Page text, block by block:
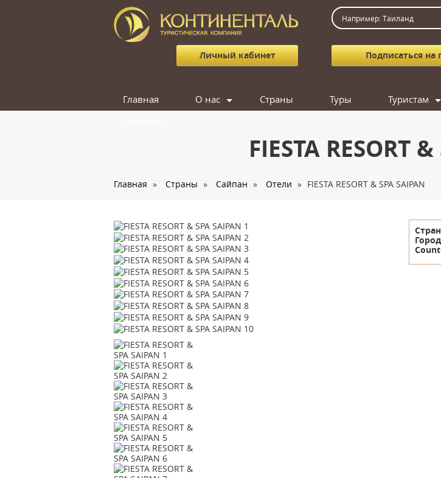
Личный кабинет Подписаться
Главная
О нас
Страны Туры
Туристам
Вопрос-
Подобрать
Поиск
FIESTA RESORT
Главная » Страны » Сайпан » Отели » FIESTA RESORT & SPA SAIPAN
Город